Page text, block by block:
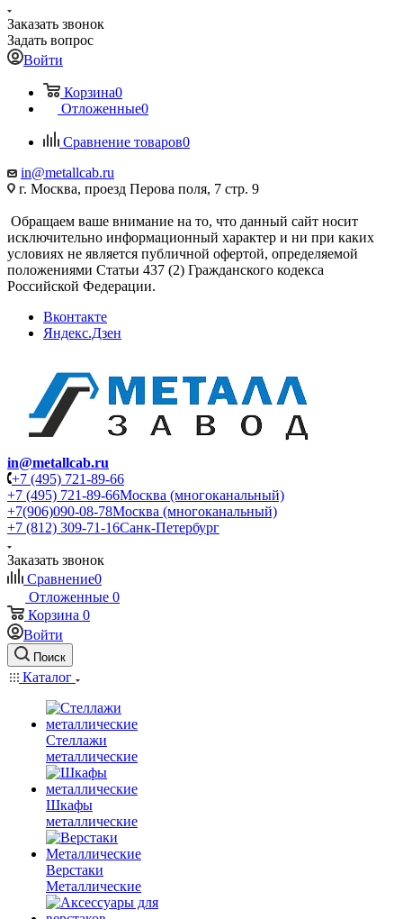
Заказать звонок
Задать вопрос
Войти
Корзина0
Отложенные0
Сравнение товаров0
in@metallcab.ru
г. Москва, проезд Перова поля, 7 стр. 9
Обращаем ваше внимание на то, что данный сайт носит
исключительно информационный характер и ни при каких
условиях не является публичной офертой, определяемой
положениями Статьи 437 (2) Гражданского кодекса
Российской Федерации.
Вконтакте
Яндекс.Дзен
in@metallcab.ru
+7 (495) 721-89-66
+7 (495) 721-89-66Москва (многоканальный)
+7(906)090-08-78Москва (многоканальный)
+7 (812) 309-71-16Санк-Петербург
Заказать звонок
Сравнение0
Отложенные 0
Корзина 0
Войти
Поиск
Каталог
Стеллажи
металлические
Шкафы
металлические
Верстаки
Металлические